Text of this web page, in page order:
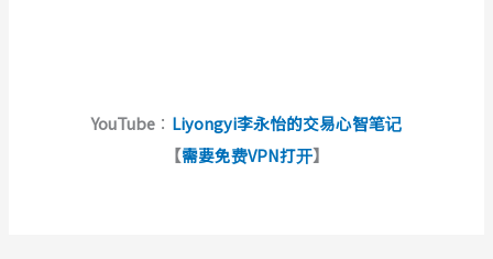
YouTube ： Liyongyi李永怡的交易心智笔记
【需要免费VPN打开】